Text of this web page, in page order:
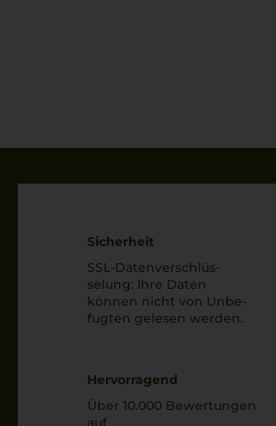
Sicherheit
SSL-Daten­verschlüs­
selung: Ihre Daten
können nicht von Unbe­
fugten gelesen werden.
Hervorragend
Über 10.000 Bewertungen
auf